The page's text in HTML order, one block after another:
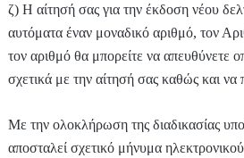
ζ) Η αίτησή σας για την έκδοση νέου
αυτόματα έναν μοναδικό αριθμό, τον
τον αριθμό θα μπορείτε να απευθύνετε
σχετικά με την αίτησή σας καθώς και να
Με την ολοκλήρωση της διαδικασίας
αποσταλεί σχετικό μήνυμα